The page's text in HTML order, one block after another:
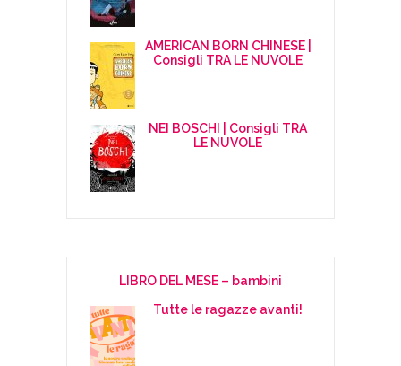
AMERICAN BORN CHINESE |
Consigli TRA LE NUVOLE
NEI BOSCHI | Consigli TRA
LE NUVOLE
LIBRO DEL MESE – bambini
Tutte le ragazze avanti!